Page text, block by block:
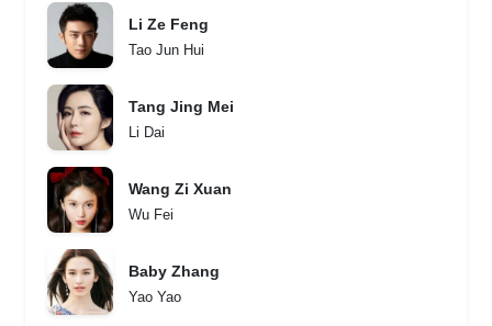
Li Ze Feng
Tao Jun Hui
Tang Jing Mei
Li Dai
Wang Zi Xuan
Wu Fei
Baby Zhang
Yao Yao